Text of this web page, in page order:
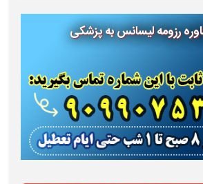
رزومه لیسانس به پزشکی